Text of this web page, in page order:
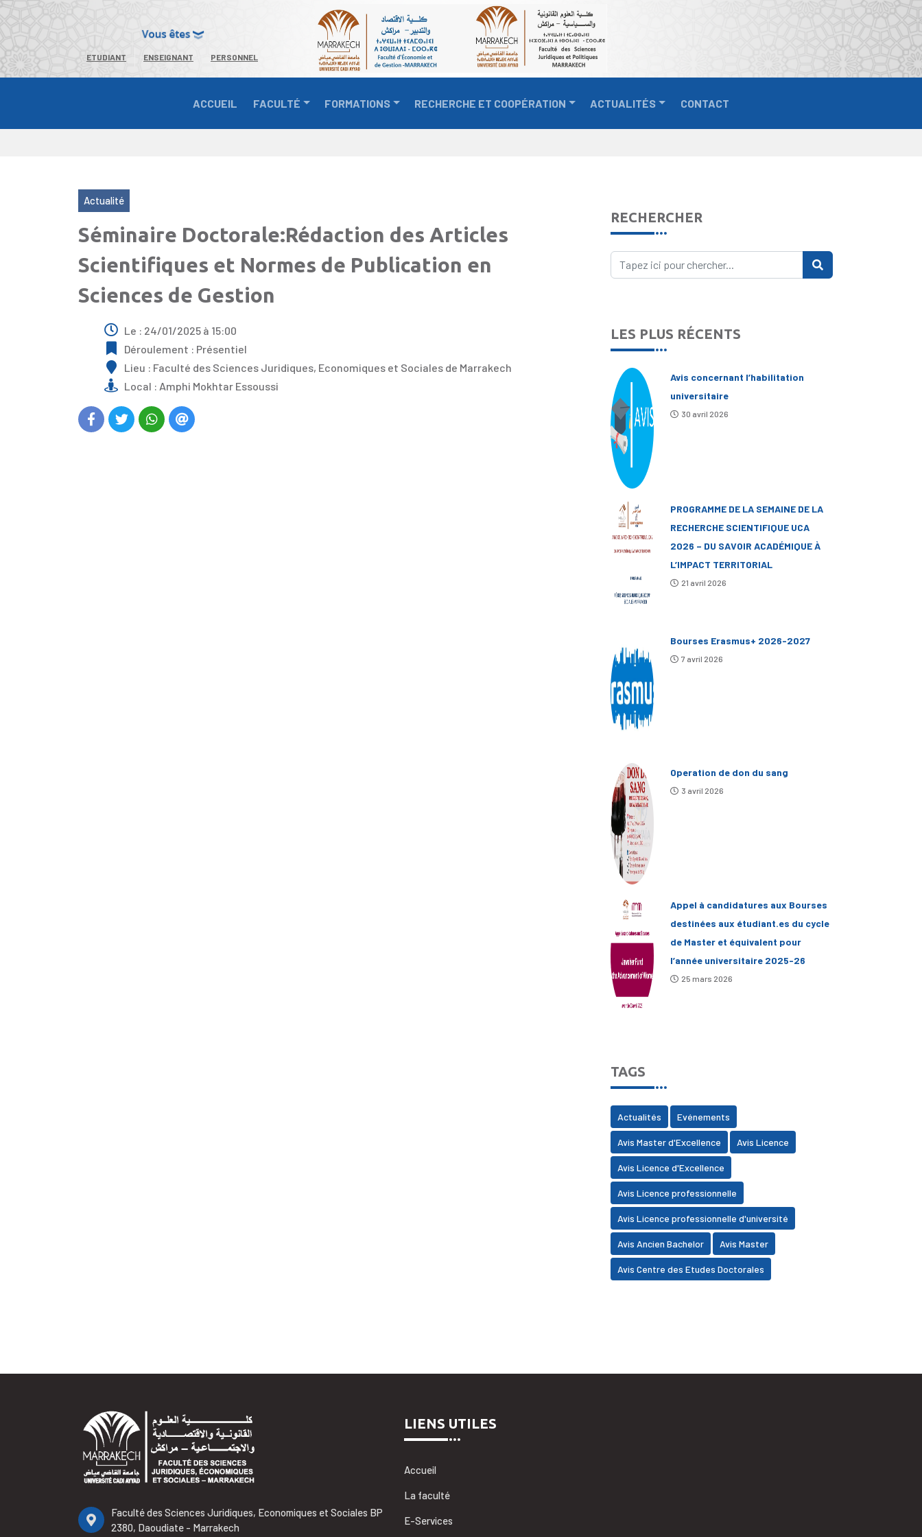
ETUDIANT ENSEIGNANT PERSONNEL
ACCUEIL FACULTÉ FORMATIONS RECHERCHE ET COOPÉRATION ACTUALITÉS CONTACT
Actualité
Séminaire Doctorale:Rédaction des Articles
Scientifiques et Normes de Publication en
Sciences de Gestion
Le : 24/01/2025 à 15:00
Déroulement : Présentiel
Lieu : Faculté des Sciences Juridiques, Economiques et Sociales de Marrakech
Local : Amphi Mokhtar Essoussi
RECHERCHER
LES PLUS RÉCENTS
Avis concernant l’habilitation
universitaire
30 avril 2026
PROGRAMME DE LA SEMAINE DE LA
RECHERCHE SCIENTIFIQUE UCA
2026 – DU SAVOIR ACADÉMIQUE À
L’IMPACT TERRITORIAL
21 avril 2026
Bourses Erasmus+ 2026-2027
7 avril 2026
Operation de don du sang
3 avril 2026
Appel à candidatures aux Bourses
destinées aux étudiant.es du cycle
de Master et équivalent pour
l’année universitaire 2025-26
25 mars 2026
TAGS
Actualités Evénements
Avis Master d'Excellence Avis Licence
Avis Licence d'Excellence
Avis Licence professionnelle
Avis Licence professionnelle d'université
Avis Ancien Bachelor Avis Master
Avis Centre des Etudes Doctorales
Faculté des Sciences Juridiques, Economiques et Sociales BP
2380, Daoudiate - Marrakech
LIENS UTILES
Accueil
La faculté
E-Services